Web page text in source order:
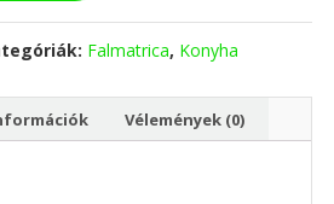
Falmatrica, Konyha
Vélemények (0)